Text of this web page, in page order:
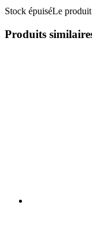
Stock épuiséLe produit
Produits